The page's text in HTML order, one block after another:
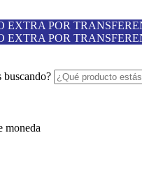
EXTRA POR
EXTRA POR